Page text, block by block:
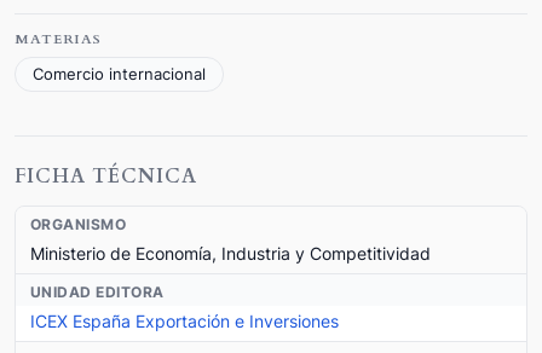
MATERIAS
Comercio internacional
FICHA TÉCNICA
ORGANISMO
Ministerio de Economía, Industria y Competitividad
UNIDAD EDITORA
ICEX España Exportación e Inversiones